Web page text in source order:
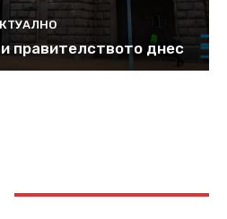
правителството днес